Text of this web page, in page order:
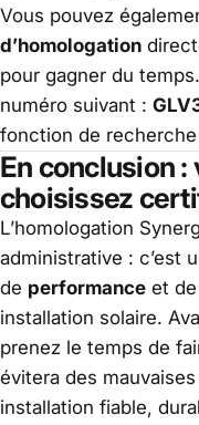
Vous pouvez
d’homologation
pour gagner du
numéro suivant :
fonction de
En conclusion
choisissez
L’homologation
administrative : c’est
de performance et de
installation solaire.
prenez le temps de
évitera des
installation fiable,